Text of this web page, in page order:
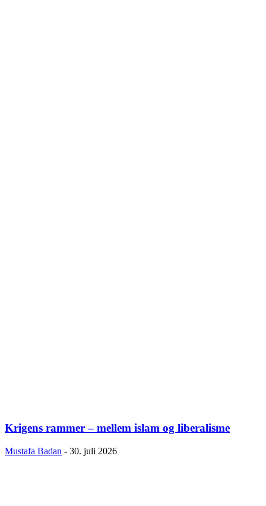
Krigens rammer – mellem islam og liberalisme
Mustafa Badan - 30. juli 2026